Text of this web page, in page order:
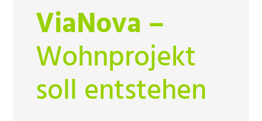
ViaNova –
Wohnprojekt
soll entstehen